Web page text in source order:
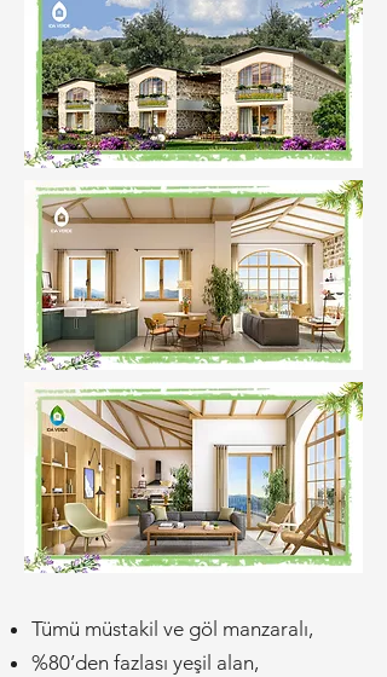
Tümü müstakil ve göl manzaralı,
%80’den fazlası yeşil alan,